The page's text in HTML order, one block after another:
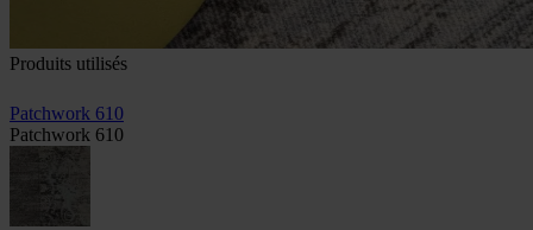
Produits utilisés
Patchwork 610
Patchwork 610